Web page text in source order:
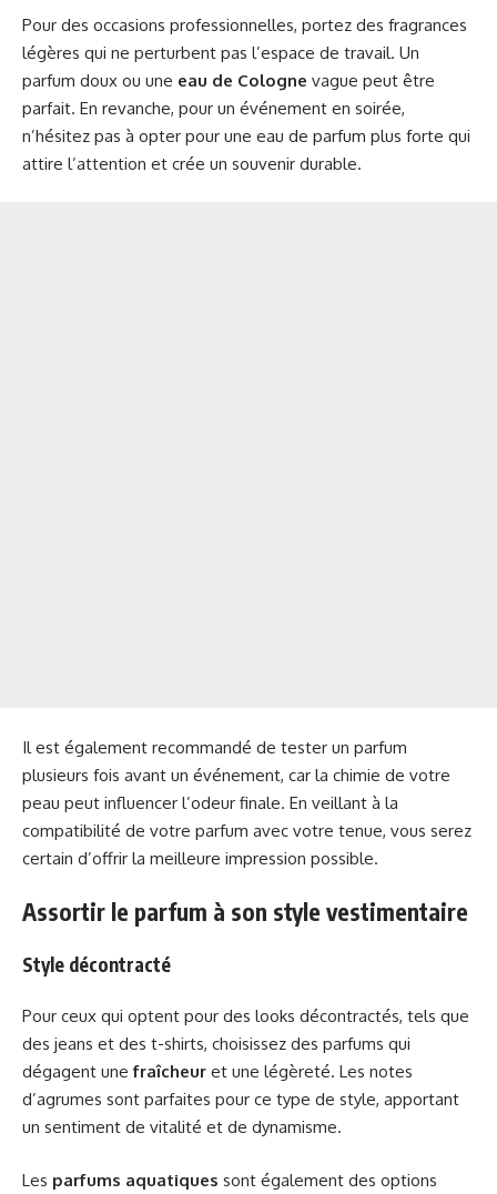
Pour des occasions professionnelles, portez des fragrances
légères qui ne perturbent pas l’espace de travail. Un
parfum doux ou une eau de Cologne vague peut être
parfait. En revanche, pour un événement en soirée,
n’hésitez pas à opter pour une eau de parfum plus forte qui
attire l’attention et crée un souvenir durable.
Il est également recommandé de tester un parfum
plusieurs fois avant un événement, car la chimie de votre
peau peut influencer l’odeur finale. En veillant à la
compatibilité de votre parfum avec votre tenue, vous serez
certain d’offrir la meilleure impression possible.
Assortir le parfum à son style vestimentaire
Style décontracté
Pour ceux qui optent pour des looks décontractés, tels que
des jeans et des t-shirts, choisissez des parfums qui
dégagent unefraîcheur et une légèreté. Les notes
d’agrumes sont parfaites pour ce type de style, apportant
un sentiment de vitalité et de dynamisme.
Les parfums aquatiques sont également des options